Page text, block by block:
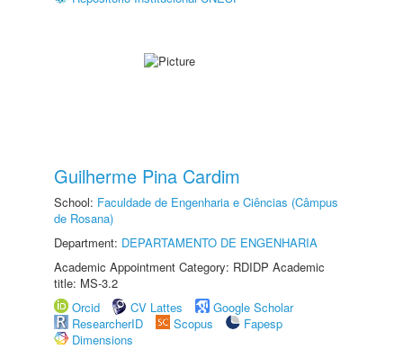
Guilherme Pina Cardim
School: Faculdade de Engenharia e Ciências (Câmpus
de Rosana)
Department: DEPARTAMENTO DE ENGENHARIA
Academic Appointment Category: RDIDP Academic
title: MS-3.2
Orcid
CV Lattes
Google Scholar
ResearcherID
Scopus
Fapesp
Dimensions